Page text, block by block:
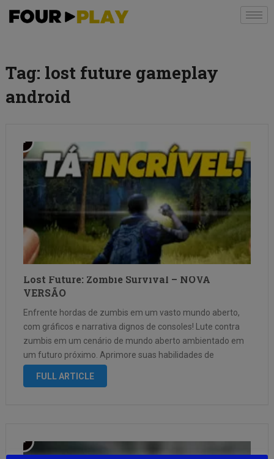
Tag: lost future gameplay
android
Lost Future: Zombie Survival – NOVA
VERSÃO
Enfrente hordas de zumbis em um vasto mundo aberto,
com gráficos e narrativa dignos de consoles! Lute contra
zumbis em um cenário de mundo aberto ambientado em
um futuro próximo. Aprimore suas habilidades de
combate, saqueie recursos, fabrique itens e mergulhe em
FULL ARTICLE